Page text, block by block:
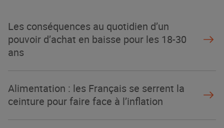
NOTRE MODÈLE
Les conséquences au quotidien d’un
pouvoir d’achat en baisse pour les 18-30
ans
Alimentation : les Français se serrent la
ceinture pour faire face à l’inflation